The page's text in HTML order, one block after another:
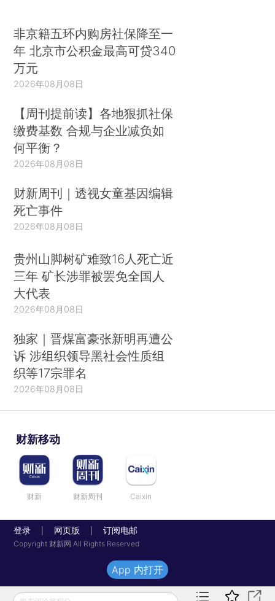
非京籍五环内购房社保降至一
年 北京市公积金最高可贷340
万元
2026年08月08日
【周刊提前读】各地狠抓社保
缴费基数 合规与企业减负如
何平衡？
2026年08月08日
财新周刊｜透视女童基因编辑
死亡事件
2026年08月08日
贵州山脚树矿难致16人死亡近
三年 矿长涉罪被罢免全国人
大代表
2026年08月08日
独家｜晋煤富豪张新明再遭公
诉 涉组织领导黑社会性质组
织等17宗罪名
2026年08月08日
财新移动
财新 财新周刊 Caixin
登录 网页版 订阅电邮
Copyright 财新网 All Rights Reserved
App 内打开